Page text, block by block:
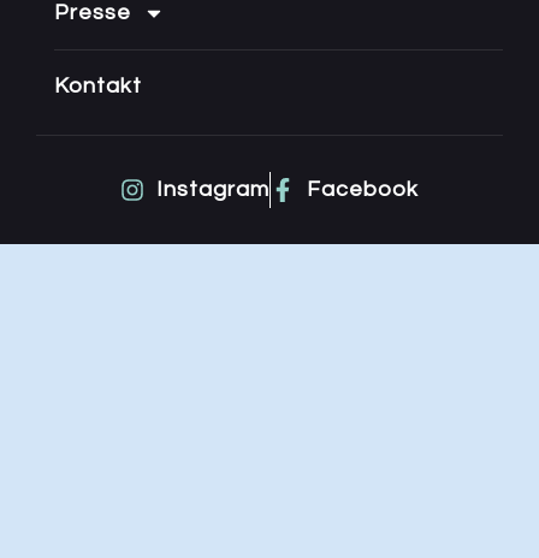
Presse
Kontakt
Instagram Facebook